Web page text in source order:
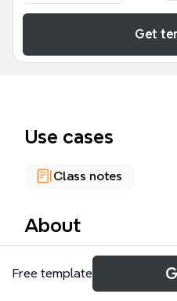
Get
Use cases
Class notes
About
De 4a4 H1 Isolatie mind
hulpmiddel voor
Free template